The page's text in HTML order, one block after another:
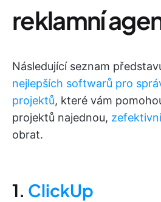
reklamní
Následující seznam
nejlepších softwarů pro
projektů, které vám
projektů najednou,
obrat.
1. ClickUp